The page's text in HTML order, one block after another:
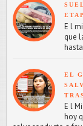
E l
que
EL
E l
hoy